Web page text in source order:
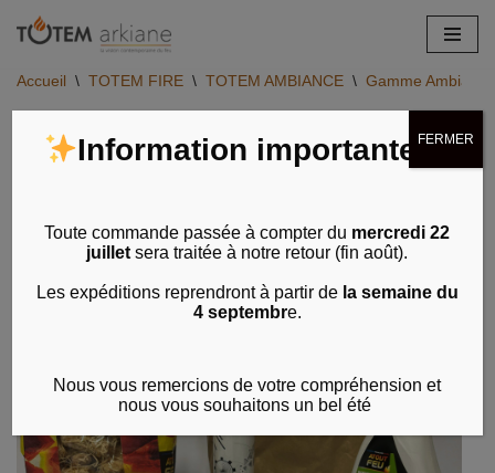
au
Accueil \ TOTEM FIRE \ TOTEM AMBIANCE \ Gamme
Information importante
Toute commande passée à compter du mercredi 22
juillet sera traitée à notre retour (fin août).
Les expéditions reprendront à partir de la semaine du
4 septembre.
Nous vous remercions de votre compréhension et
nous vous souhaitons un bel été
FERMER